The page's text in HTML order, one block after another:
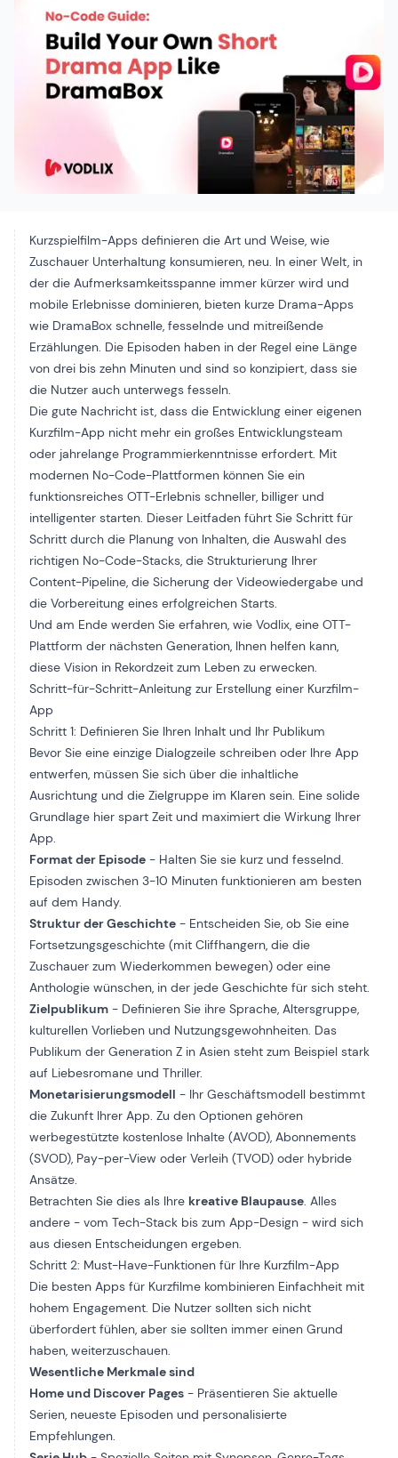
Kurzspielfilm-Apps definieren die Art und Weise, wie
Zuschauer Unterhaltung konsumieren, neu. In einer Welt, in
der die Aufmerksamkeitsspanne immer kürzer wird und
mobile Erlebnisse dominieren, bieten kurze Drama-Apps
wie DramaBox schnelle, fesselnde und mitreißende
Erzählungen. Die Episoden haben in der Regel eine Länge
von drei bis zehn Minuten und sind so konzipiert, dass sie
die Nutzer auch unterwegs fesseln.
Die gute Nachricht ist, dass die Entwicklung einer eigenen
Kurzfilm-App nicht mehr ein großes Entwicklungsteam
oder jahrelange Programmierkenntnisse erfordert. Mit
modernen No-Code-Plattformen können Sie ein
funktionsreiches OTT-Erlebnis schneller, billiger und
intelligenter starten. Dieser Leitfaden führt Sie Schritt für
Schritt durch die Planung von Inhalten, die Auswahl des
richtigen No-Code-Stacks, die Strukturierung Ihrer
Content-Pipeline, die Sicherung der Videowiedergabe und
die Vorbereitung eines erfolgreichen Starts.
Und am Ende werden Sie erfahren, wie Vodlix, eine OTT-
Plattform der nächsten Generation, Ihnen helfen kann,
diese Vision in Rekordzeit zum Leben zu erwecken.
Schritt-für-Schritt-Anleitung zur Erstellung einer Kurzfilm-
App
Schritt 1: Definieren Sie Ihren Inhalt und Ihr Publikum
Bevor Sie eine einzige Dialogzeile schreiben oder Ihre App
entwerfen, müssen Sie sich über die inhaltliche
Ausrichtung und die Zielgruppe im Klaren sein. Eine solide
Grundlage hier spart Zeit und maximiert die Wirkung Ihrer
App.
Format der Episode - Halten Sie sie kurz und fesselnd.
Episoden zwischen 3-10 Minuten funktionieren am besten
auf dem Handy.
Struktur der Geschichte - Entscheiden Sie, ob Sie eine
Fortsetzungsgeschichte (mit Cliffhangern, die die
Zuschauer zum Wiederkommen bewegen) oder eine
Anthologie wünschen, in der jede Geschichte für sich steht.
Zielpublikum - Definieren Sie ihre Sprache, Altersgruppe,
kulturellen Vorlieben und Nutzungsgewohnheiten. Das
Publikum der Generation Z in Asien steht zum Beispiel stark
auf Liebesromane und Thriller.
Monetarisierungsmodell - Ihr Geschäftsmodell bestimmt
die Zukunft Ihrer App. Zu den Optionen gehören
werbegestützte kostenlose Inhalte (AVOD), Abonnements
(SVOD), Pay-per-View oder Verleih (TVOD) oder hybride
Ansätze.
Betrachten Sie dies als Ihre kreative Blaupause. Alles
andere - vom Tech-Stack bis zum App-Design - wird sich
aus diesen Entscheidungen ergeben.
Schritt 2: Must-Have-Funktionen für Ihre Kurzfilm-App
Die besten Apps für Kurzfilme kombinieren Einfachheit mit
hohem Engagement. Die Nutzer sollten sich nicht
überfordert fühlen, aber sie sollten immer einen Grund
haben, weiterzuschauen.
Wesentliche Merkmale sind
Home und Discover Pages - Präsentieren Sie aktuelle
Serien, neueste Episoden und personalisierte
Empfehlungen.